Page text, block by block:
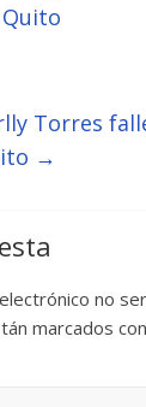
Torres
→
no
marcados con